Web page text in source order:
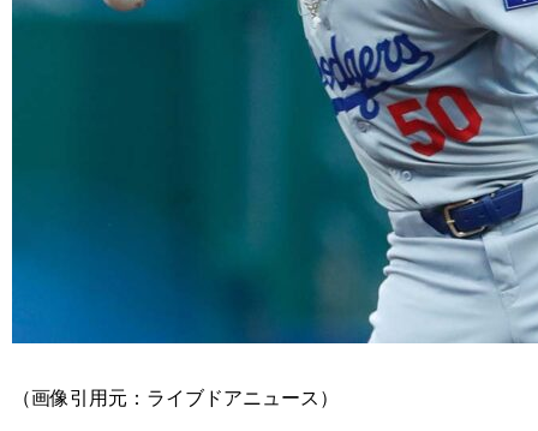
（画像引用元：ライブドアニュース）